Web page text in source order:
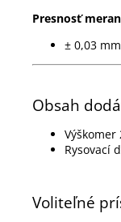
Presnosť
± 0,03 mm
Obsah
Výškomer
Rysovací
Voliteľné